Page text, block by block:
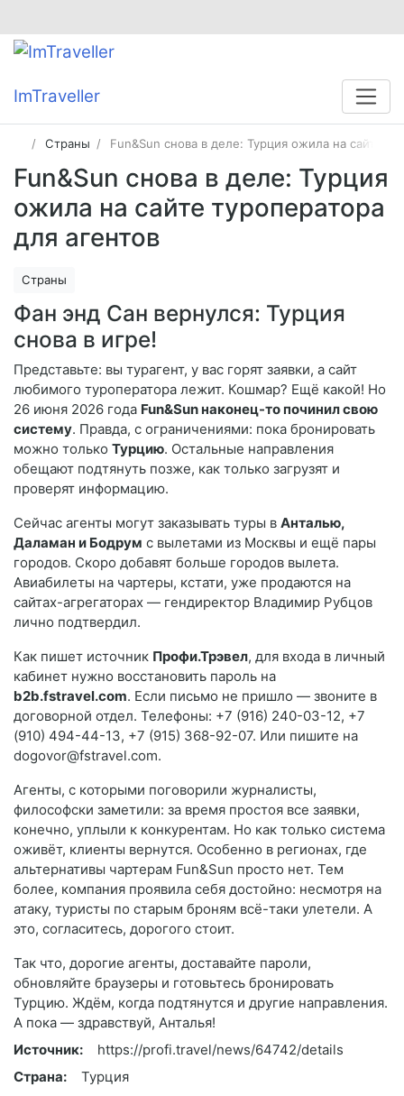
ImTraveller
Страны Fun&Sun снова в деле: Турция ожила на сайте
Fun&Sun снова в деле: Турция
ожила на сайте туроператора
для агентов
Страны
Фан энд Сан вернулся: Турция
снова в игре!
Представьте: вы турагент, у вас горят заявки, а сайт
любимого туроператора лежит. Кошмар? Ещё какой! Но
26 июня 2026 года Fun&Sun наконец-то починил свою
систему. Правда, с ограничениями: пока бронировать
можно только Турцию. Остальные направления
обещают подтянуть позже, как только загрузят и
проверят информацию.
Сейчас агенты могут заказывать туры в Анталью,
Даламан и Бодрум с вылетами из Москвы и ещё пары
городов. Скоро добавят больше городов вылета.
Авиабилеты на чартеры, кстати, уже продаются на
сайтах-агрегаторах — гендиректор Владимир Рубцов
лично подтвердил.
Как пишет источник Профи.Трэвел, для входа в личный
кабинет нужно восстановить пароль на
b2b.fstravel.com. Если письмо не пришло — звоните в
договорной отдел. Телефоны: +7 (916) 240-03-12, +7
(910) 494-44-13, +7 (915) 368-92-07. Или пишите на
dogovor@fstravel.com.
Агенты, с которыми поговорили журналисты,
философски заметили: за время простоя все заявки,
конечно, уплыли к конкурентам. Но как только система
оживёт, клиенты вернутся. Особенно в регионах, где
альтернативы чартерам Fun&Sun просто нет. Тем
более, компания проявила себя достойно: несмотря на
атаку, туристы по старым броням всё-таки улетели. А
это, согласитесь, дорогого стоит.
Так что, дорогие агенты, доставайте пароли,
обновляйте браузеры и готовьтесь бронировать
Турцию. Ждём, когда подтянутся и другие направления.
А пока — здравствуй, Анталья!
Источник:
https://profi.travel/news/64742/details
Страна:
Турция